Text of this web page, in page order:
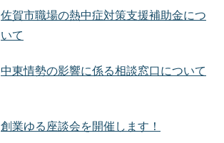
佐賀市職場の熱中症対策支援補助金につ
いて
中東情勢の影響に係る相談窓口について
創業ゆる座談会を開催します！